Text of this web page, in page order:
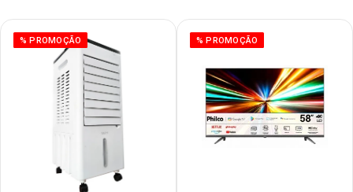
% PROMOÇÃO % PROMOÇÃO